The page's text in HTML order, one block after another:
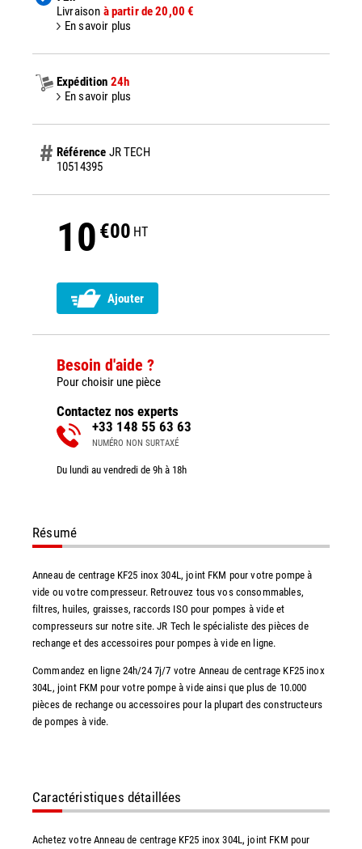
Livraison à partir de 20,00 €
En savoir plus
Expédition 24h
En savoir plus
Référence JR TECH
10514395
10 €00 HT
Ajouter
Besoin d'aide ?
Pour choisir une pièce
Contactez nos experts
+33 148 55 63 63
NUMÉRO NON SURTAXÉ
Du lundi au vendredi de 9h à 18h
Résumé
Anneau de centrage KF25 inox 304L, joint FKM pour votre pompe à
vide ou votre compresseur. Retrouvez tous vos consommables,
filtres, huiles, graisses, raccords ISO pour pompes à vide et
compresseurs sur notre site. JR Tech le spécialiste des pièces de
rechange et des accessoires pour pompes à vide en ligne.
Commandez en ligne 24h/24 7j/7 votre Anneau de centrage KF25 inox
304L, joint FKM pour votre pompe à vide ainsi que plus de 10.000
pièces de rechange ou accessoires pour la plupart des constructeurs
de pompes à vide.
Caractéristiques détaillées
Achetez votre Anneau de centrage KF25 inox 304L, joint FKM pour